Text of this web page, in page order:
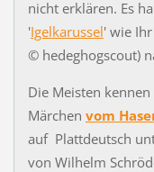
nicht erklären. Es
'Igelkarussel' wie
© hedeghogscout)
Die Meisten
Märchen vom
auf Plattdeutsch
von Wilhelm